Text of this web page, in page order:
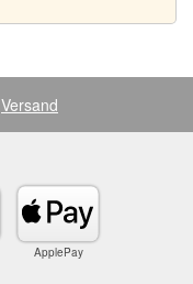
Versand
ApplePay